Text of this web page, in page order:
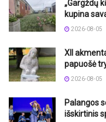
„Gargždų
kupina
2026-08-05
XII
papuošė
2026-08-05
Palangos
išskirtinis